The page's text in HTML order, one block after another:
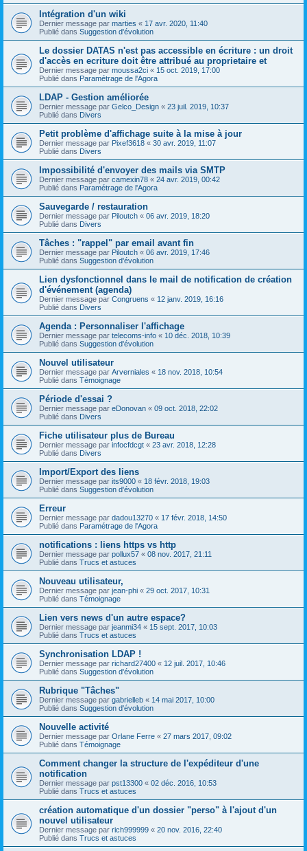
Intégration d'un wiki
Dernier message par marties « 17 avr. 2020, 11:40
Publié dans Suggestion d'évolution
Le dossier DATAS n'est pas accessible en écriture : un droit
d'accès en ecriture doit être attribué au proprietaire et
Dernier message par moussa2ci « 15 oct. 2019, 17:00
Publié dans Paramétrage de l'Agora
LDAP - Gestion améliorée
Dernier message par Gelco_Design « 23 juil. 2019, 10:37
Publié dans Divers
Petit problème d'affichage suite à la mise à jour
Dernier message par Pixef3618 « 30 avr. 2019, 11:07
Publié dans Divers
Impossibilité d'envoyer des mails via SMTP
Dernier message par camexin78 « 24 avr. 2019, 00:42
Publié dans Paramétrage de l'Agora
Sauvegarde / restauration
Dernier message par Piloutch « 06 avr. 2019, 18:20
Publié dans Divers
Tâches : "rappel" par email avant fin
Dernier message par Piloutch « 06 avr. 2019, 17:46
Publié dans Suggestion d'évolution
Lien dysfonctionnel dans le mail de notification de création
d'événement (agenda)
Dernier message par Congruens « 12 janv. 2019, 16:16
Publié dans Divers
Agenda : Personnaliser l'affichage
Dernier message par telecoms-info « 10 déc. 2018, 10:39
Publié dans Suggestion d'évolution
Nouvel utilisateur
Dernier message par Arverniales « 18 nov. 2018, 10:54
Publié dans Témoignage
Période d'essai ?
Dernier message par eDonovan « 09 oct. 2018, 22:02
Publié dans Divers
Fiche utilisateur plus de Bureau
Dernier message par infocfdcgt « 23 avr. 2018, 12:28
Publié dans Divers
Import/Export des liens
Dernier message par its9000 « 18 févr. 2018, 19:03
Publié dans Suggestion d'évolution
Erreur
Dernier message par dadou13270 « 17 févr. 2018, 14:50
Publié dans Paramétrage de l'Agora
notifications : liens https vs http
Dernier message par pollux57 « 08 nov. 2017, 21:11
Publié dans Trucs et astuces
Nouveau utilisateur,
Dernier message par jean-phi « 29 oct. 2017, 10:31
Publié dans Témoignage
Lien vers news d'un autre espace?
Dernier message par jeanmi34 « 15 sept. 2017, 10:03
Publié dans Trucs et astuces
Synchronisation LDAP !
Dernier message par richard27400 « 12 juil. 2017, 10:46
Publié dans Suggestion d'évolution
Rubrique "Tâches"
Dernier message par gabrielleb « 14 mai 2017, 10:00
Publié dans Suggestion d'évolution
Nouvelle activité
Dernier message par Orlane Ferre « 27 mars 2017, 09:02
Publié dans Témoignage
Comment changer la structure de l'expéditeur d'une
notification
Dernier message par pst13300 « 02 déc. 2016, 10:53
Publié dans Trucs et astuces
création automatique d'un dossier "perso" à l'ajout d'un
nouvel utilisateur
Dernier message par rich999999 « 20 nov. 2016, 22:40
Publié dans Trucs et astuces